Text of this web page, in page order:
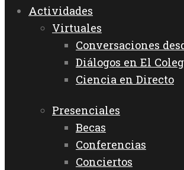
Actividades
Virtuales
Conversaciones
Diálogos en El
Ciencia en Directo
Presenciales
Becas
Conferencias
Conciertos